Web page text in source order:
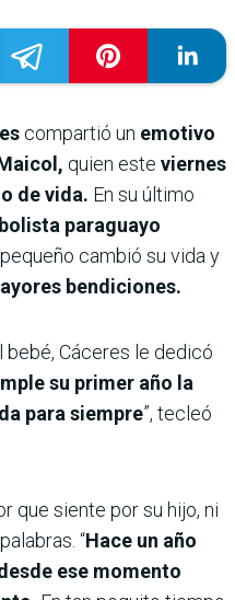
compartió un emotivo
quien este viernes
de vida. En su último
paraguayo
cambió su vida y
bendiciones.
bebé, Cáceres le dedicó
su primer año la
para siempre”, tecleó
que siente por su hijo, ni
“Hace un año
ese momento